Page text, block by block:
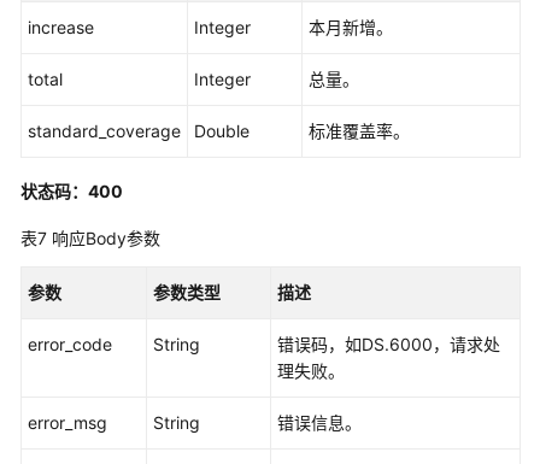
架
据
准
数
接
increase Integer 本月新增。
total Integer 总量。
standard_coverage Double 标准覆盖率。
状态码：400
表7 响应Body参数
参数 参数类型 描述
error_code String
错误码，如DS.6000，请求处
理失败。
error_msg String 错误信息。